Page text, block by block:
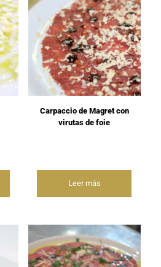
Carpaccio de Magret con
virutas de foie
Leer más